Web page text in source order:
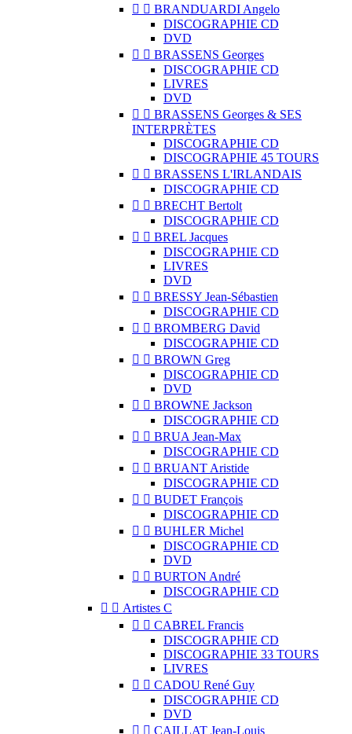
  BRANDUARDI Angelo
DISCOGRAPHIE CD
DVD
  BRASSENS Georges
DISCOGRAPHIE CD
LIVRES
DVD
  BRASSENS Georges & SES
INTERPRÈTES
DISCOGRAPHIE CD
DISCOGRAPHIE 45 TOURS
  BRASSENS L'IRLANDAIS
DISCOGRAPHIE CD
  BRECHT Bertolt
DISCOGRAPHIE CD
  BREL Jacques
DISCOGRAPHIE CD
LIVRES
DVD
  BRESSY Jean-Sébastien
DISCOGRAPHIE CD
  BROMBERG David
DISCOGRAPHIE CD
  BROWN Greg
DISCOGRAPHIE CD
DVD
  BROWNE Jackson
DISCOGRAPHIE CD
  BRUA Jean-Max
DISCOGRAPHIE CD
  BRUANT Aristide
DISCOGRAPHIE CD
  BUDET François
DISCOGRAPHIE CD
  BUHLER Michel
DISCOGRAPHIE CD
DVD
  BURTON André
DISCOGRAPHIE CD
  Artistes C
  CABREL Francis
DISCOGRAPHIE CD
DISCOGRAPHIE 33 TOURS
LIVRES
  CADOU René Guy
DISCOGRAPHIE CD
DVD
  CAILLAT Jean-Louis